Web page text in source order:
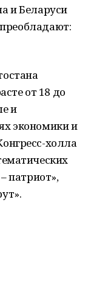
и Беларуси
от 18 до
и
экономики и
холла
патриот»,